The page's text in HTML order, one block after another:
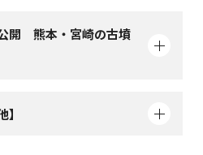
開 熊本・宮崎の古墳